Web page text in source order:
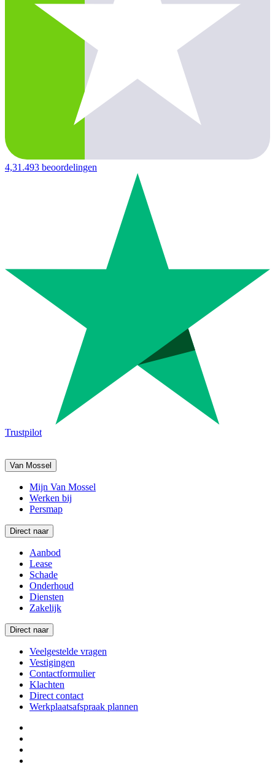
4,31.493 beoordelingen
Trustpilot
Van Mossel
Mijn Van Mossel
Werken bij
Persmap
Direct naar
Aanbod
Lease
Schade
Onderhoud
Diensten
Zakelijk
Direct naar
Veelgestelde vragen
Vestigingen
Contactformulier
Klachten
Direct contact
Werkplaatsafspraak plannen